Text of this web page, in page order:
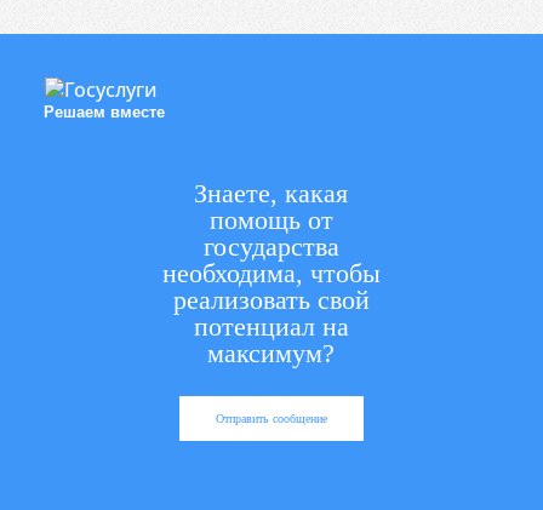
Решаем вместе
Знаете, какая
помощь от
государства
необходима, чтобы
реализовать свой
потенциал на
максимум?
Отправить сообщение